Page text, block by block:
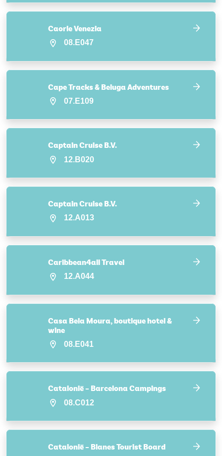
Caorle Venezia
08.E047
Cape Tracks & Beluga Adventures
07.E109
Captain Cruise B.V.
12.B020
Captain Cruise B.V.
12.A013
Caribbean4all Travel
12.A044
Casa Bela Moura, boutique hotel &
wine
08.E041
Catalonië – Barcelona Campings
08.C012
Catalonië – Blanes Tourist Board